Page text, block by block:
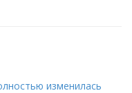
изменилась